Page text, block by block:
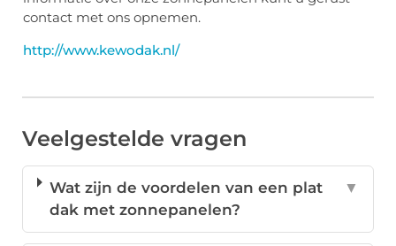
contact met ons opnemen.
http://www.kewodak.nl/
Veelgestelde vragen
Wat zijn de voordelen van een plat
dak met zonnepanelen?
▼